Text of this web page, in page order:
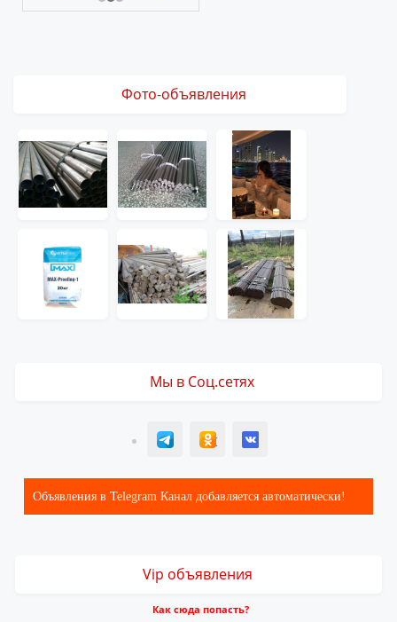
Фото-объявления
Мы в Соц.сетях
T ОК ВК
Объявления в Telegram Канал добавляется автоматически!
Vip объявления
Как сюда попасть?